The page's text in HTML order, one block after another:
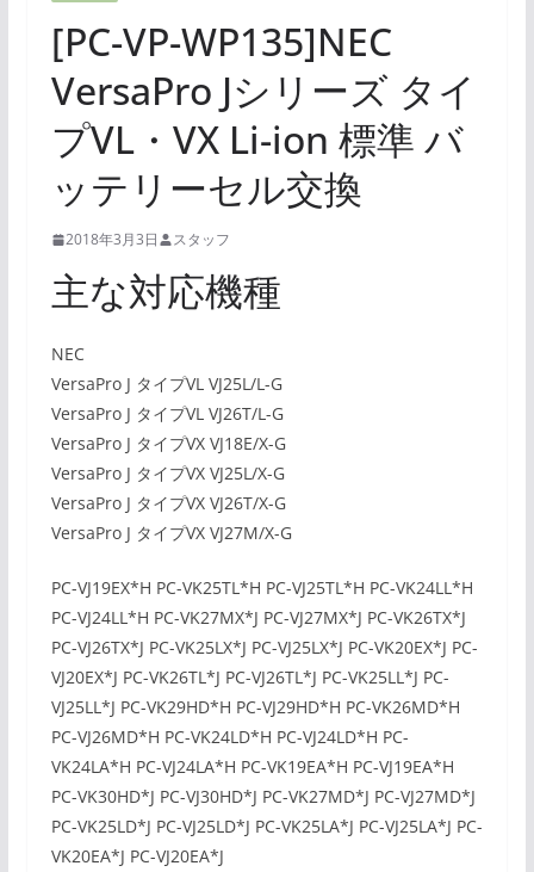
[PC-VP-WP135]NEC
VersaPro Jシリーズ タイ
プVL・VX Li-ion 標準 バ
ッテリーセル交換
2018年3月3日 スタッフ
主な対応機種
NEC
VersaPro J タイプVL VJ25L/L-G
VersaPro J タイプVL VJ26T/L-G
VersaPro J タイプVX VJ18E/X-G
VersaPro J タイプVX VJ25L/X-G
VersaPro J タイプVX VJ26T/X-G
VersaPro J タイプVX VJ27M/X-G
PC-VJ19EX*H PC-VK25TL*H PC-VJ25TL*H PC-VK24LL*H
PC-VJ24LL*H PC-VK27MX*J PC-VJ27MX*J PC-VK26TX*J
PC-VJ26TX*J PC-VK25LX*J PC-VJ25LX*J PC-VK20EX*J PC-
VJ20EX*J PC-VK26TL*J PC-VJ26TL*J PC-VK25LL*J PC-
VJ25LL*J PC-VK29HD*H PC-VJ29HD*H PC-VK26MD*H
PC-VJ26MD*H PC-VK24LD*H PC-VJ24LD*H PC-
VK24LA*H PC-VJ24LA*H PC-VK19EA*H PC-VJ19EA*H
PC-VK30HD*J PC-VJ30HD*J PC-VK27MD*J PC-VJ27MD*J
PC-VK25LD*J PC-VJ25LD*J PC-VK25LA*J PC-VJ25LA*J PC-
VK20EA*J PC-VJ20EA*J